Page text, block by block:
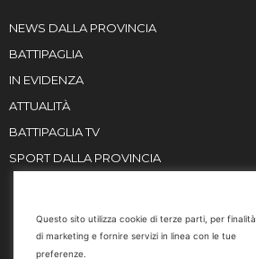
NEWS DALLA PROVINCIA
BATTIPAGLIA
IN EVIDENZA
ATTUALITÀ
BATTIPAGLIA TV
SPORT DALLA PROVINCIA
Email
Questo sito utilizza cookie di terze parti, per finalità
di marketing e fornire servizi in linea con le tue
preferenze.